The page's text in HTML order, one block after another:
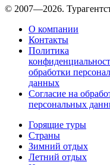
© 2007—2026.
О компании
Контакты
Политика
обработки
данных
Согласие на
персональных
Горящие туры
Страны
Зимний отдых
Летний отдых